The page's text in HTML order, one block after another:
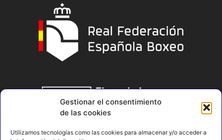
Gestionar el consentimiento
de las cookies
Utilizamos tecnologías como las cookies para almacenar y/o acceder a